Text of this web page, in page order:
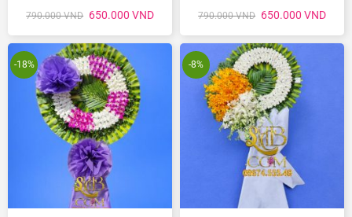
790.000VND Giá
là:
790.000 VND.
650.000 VNDGiá
tại
là:
650.000 VND.
790.000VND Giá
là:
790.000 VND.
650.000 VNDGiá
tại
là:
-18% -8%